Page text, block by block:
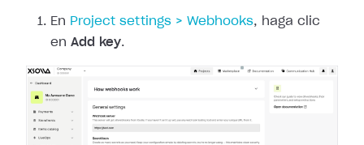
En Project settings > Webhooks, haga clic
en Add key.